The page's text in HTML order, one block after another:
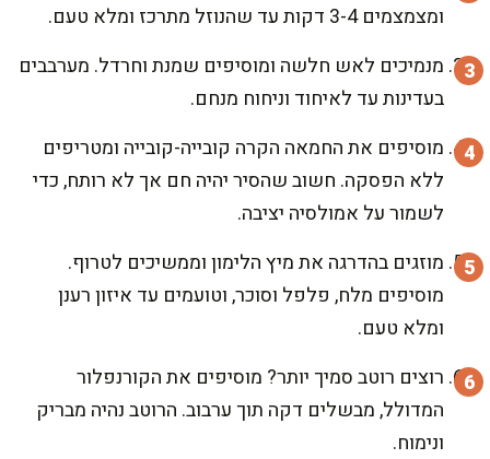
ומצמצמים 3-4 דקות עד שהנוזל מתרכז ומלא טעם.
מנמיכים לאש חלשה ומוסיפים שמנת וחרדל. מערבבים
בעדינות עד לאיחוד וניחוח מנחם.
מוסיפים את החמאה הקרה קובייה-קובייה ומטריפים
ללא הפסקה. חשוב שהסיר יהיה חם אך לא רותח, כדי
לשמור על אמולסיה יציבה.
מוזגים בהדרגה את מיץ הלימון וממשיכים לטרוף.
מוסיפים מלח, פלפל וסוכר, וטועמים עד איזון רענן
ומלא טעם.
רוצים רוטב סמיך יותר? מוסיפים את הקורנפלור
המדולל, מבשלים דקה תוך ערבוב. הרוטב נהיה מבריק
ונימוח.